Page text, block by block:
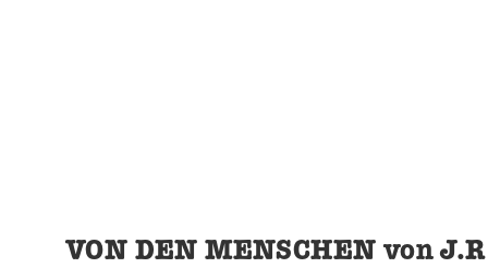
Sie sehen gerade einen
VON DEN MENSCHEN von